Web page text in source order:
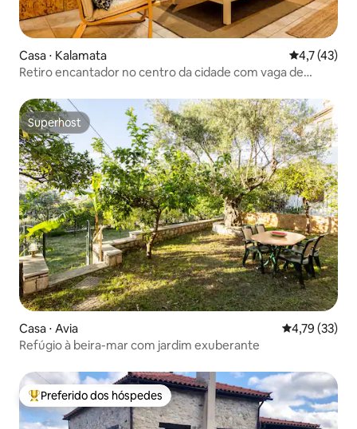
Casa ⋅ Kalamata 4,7 de uma
4,7 (43)
Retiro encantador no centro da cidade com vaga de
Superhost
Superhost
Casa ⋅ Avia 4,79 de uma
4,79 (33)
Refúgio à beira-mar com jardim exuberante
Entre os melhores preferidos dos hóspedes
Preferido dos hóspedes